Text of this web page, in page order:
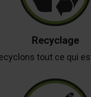
Recyclage
tout ce qui